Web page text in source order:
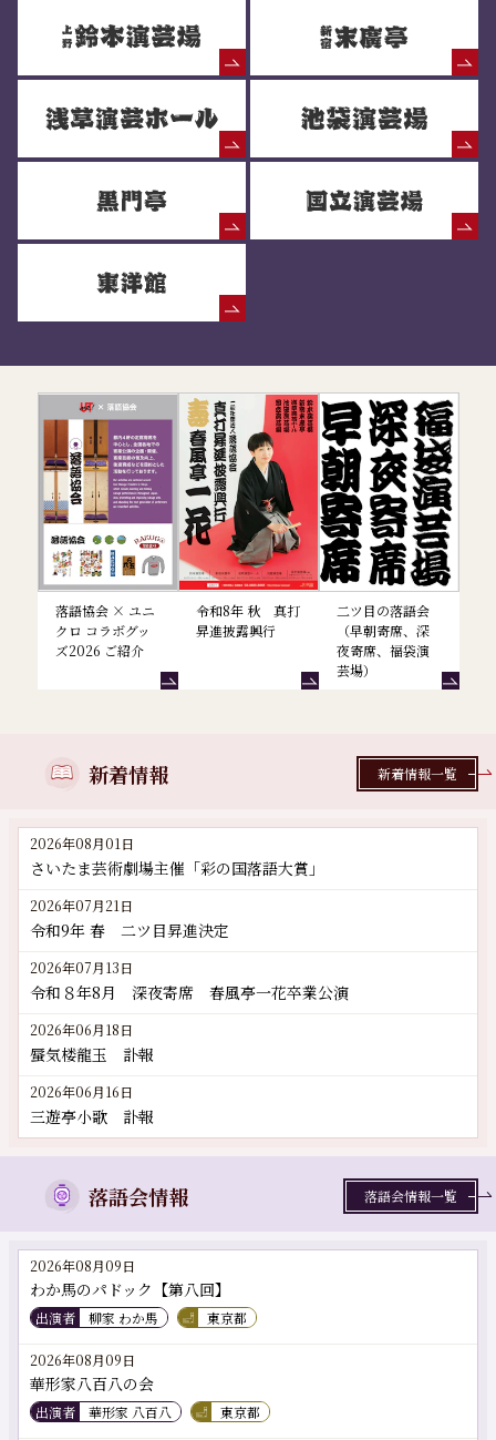
落語協会 × ユニ
クロ コラボグッ
ズ2026 ご紹介
令和8年 秋 真打
昇進披露興行
二ツ目の落語会
（早朝寄席、深
夜寄席、福袋演
芸場）
新着情報
2026年08月01日
さいたま芸術劇場主催「彩の国落語大賞」
2026年07月21日
令和9年 春 二ツ目昇進決定
2026年07月13日
令和８年8月 深夜寄席 春風亭一花卒業公演
2026年06月18日
蜃気楼龍玉 訃報
2026年06月16日
三遊亭小歌 訃報
新着情報一覧
落語会情報
2026年08月09日
わか馬のパドック【第八回】
出演者 柳家 わか馬 東京都
2026年08月09日
華形家八百八の会
出演者 華形家 八百八 東京都
落語会情報一覧